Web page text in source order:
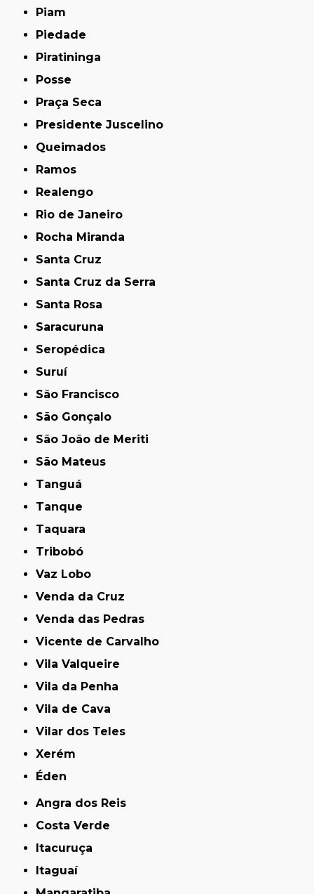
Piam
Piedade
Piratininga
Posse
Praça Seca
Presidente Juscelino
Queimados
Ramos
Realengo
Rio de Janeiro
Rocha Miranda
Santa Cruz
Santa Cruz da Serra
Santa Rosa
Saracuruna
Seropédica
Suruí
São Francisco
São Gonçalo
São João de Meriti
São Mateus
Tanguá
Tanque
Taquara
Tribobó
Vaz Lobo
Venda da Cruz
Venda das Pedras
Vicente de Carvalho
Vila Valqueire
Vila da Penha
Vila de Cava
Vilar dos Teles
Xerém
Éden
Angra dos Reis
Costa Verde
Itacuruça
Itaguaí